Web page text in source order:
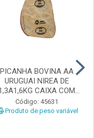
PICANHA BOVINA AA
URUGUAI NIREA DE
CAIXA COM
±15KG
Código: 45631
Produto de peso variável